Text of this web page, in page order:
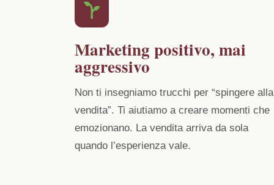
Marketing positivo, mai
aggressivo
Non ti insegniamo trucchi per “spingere alla
vendita”. Ti aiutiamo a creare momenti che
emozionano. La vendita arriva da sola
quando l’esperienza vale.